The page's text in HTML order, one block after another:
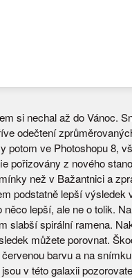
si nechal až do Vánoc.
odečtení
potom ve Photoshopu 8,
pořizovány z nového
než v Bažantnici a
podstatně lepší výsledek
lepší, ale ne o tolik.
slabší spirální ramena.
můžete porovnat.
barvu a na
v této galaxii